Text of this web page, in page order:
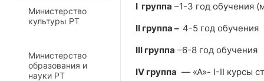
I группа –1-3 год
II группа – 4-5 год
III группа –6-8 год
IV группа — «А»- I-II курсы
Министерство
культуры РТ
Министерство
образования и
науки РТ